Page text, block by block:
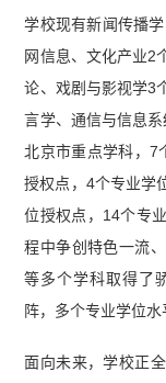
学校现有新闻传播
网信息、文化产业2
论、戏剧与影视学3
言学、通信与信息
北京市重点学科，7
授权点，4个专业学
位授权点，14个专
程中争创特色一流
等多个学科取得了
阵，多个专业学位水
面向未来，学校正